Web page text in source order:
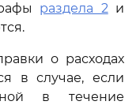
раздела 2и
о расходах
в случае, если
в течение